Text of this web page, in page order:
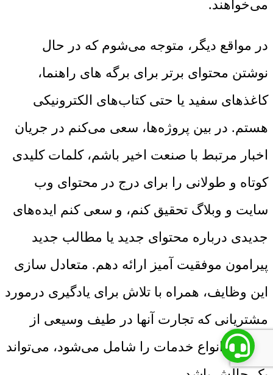
می‌خواهند.
در مواقع دیگر، متوجه می‌شوم که در حال
نوشتن محتوای برتر برای برگه های راهنما،
کاغذهای سفید یا حتی کتاب‌های الکترونیکی
هستم. در بین پروژه‌ها، سعی می‌کنم در جریان
اخبار مرتبط با صنعت اخیر باشم، کلمات کلیدی
کوتاه و طولانی را برای درج در محتوای وب
سایت و وبلاگ تحقیق کنم، و سعی کنم ایده‌های
جدیدی درباره محتوای جدید یا مطالب جدید
پیرامون موفقیت آمیز ارائه دهم. متعادل سازی
این وظایف، همراه با تلاش برای یادگیری درمورد
مشتریانی که تجارت آنها در طیف وسیعی از
صنایع و انواع خدمات را شامل می‌شود، می‌تواند